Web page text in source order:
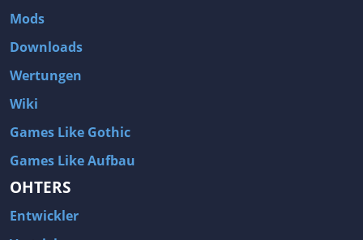
Mods
Downloads
Wertungen
Wiki
Games Like Gothic
Games Like Aufbau
OHTERS
Entwickler